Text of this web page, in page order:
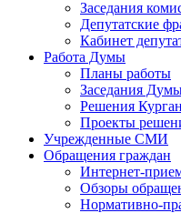
Заседания
Депутатские
Кабинет
Работа Думы
Планы работы
Заседания
Решения
Проекты
Учрежденные СМИ
Обращения граждан
Интернет-
Обзоры
Нормативно-